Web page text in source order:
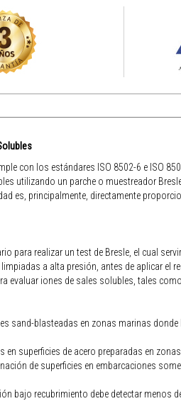
con los estándares ISO 8502-6 e ISO
utilizando un parche o muestreador
es, principalmente, directamente
para realizar un test de Bresle, el cual
a alta presión, antes de aplicar el
evaluar iones de sales solubles, tales
sand-blasteadas en zonas marinas
en superficies de acero preparadas en
de superficies en embarcaciones
bajo recubrimiento debe detectar menos